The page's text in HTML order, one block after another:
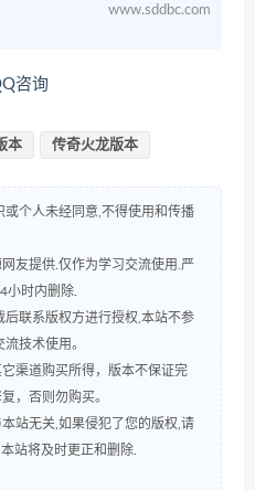
www.sddbc.com
咨询
本 传奇火龙版本
个人未经同意,不得使用和传播
友提供.仅作为学习交流使用.严
小时内删除.
联系版权方进行授权,本站不参
技术使用。
渠道购买所得，版本不保证完
，否则勿购买。
站无关,如果侵犯了您的版权,请
站将及时更正和删除.